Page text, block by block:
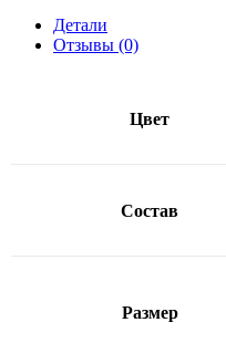
Детали
Отзывы (0)
Цвет
Состав
Размер